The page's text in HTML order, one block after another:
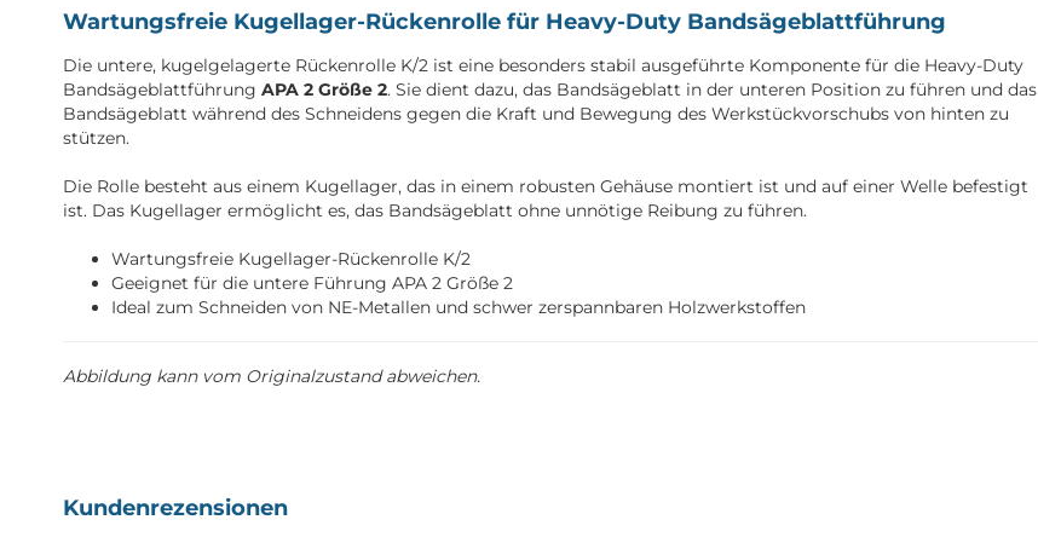
Wartungsfreie Kugellager-Rückenrolle für Heavy-Duty Bandsägeblattführung
Die untere, kugelgelagerte Rückenrolle K/2 ist eine besonders stabil ausgeführte Komponente für die Heavy-Duty
Bandsägeblattführung APA 2 Größe 2. Sie dient dazu, das Bandsägeblatt in der unteren Position zu führen und das
Bandsägeblatt während des Schneidens gegen die Kraft und Bewegung des Werkstückvorschubs von hinten zu
stützen.
Die Rolle besteht aus einem Kugellager, das in einem robusten Gehäuse montiert ist und auf einer Welle befestigt
ist. Das Kugellager ermöglicht es, das Bandsägeblatt ohne unnötige Reibung zu führen.
Wartungsfreie Kugellager-Rückenrolle K/2
Geeignet für die untere Führung APA 2 Größe 2
Ideal zum Schneiden von NE-Metallen und schwer zerspannbaren Holzwerkstoffen
Abbildung kann vom Originalzustand abweichen.
Kundenrezensionen